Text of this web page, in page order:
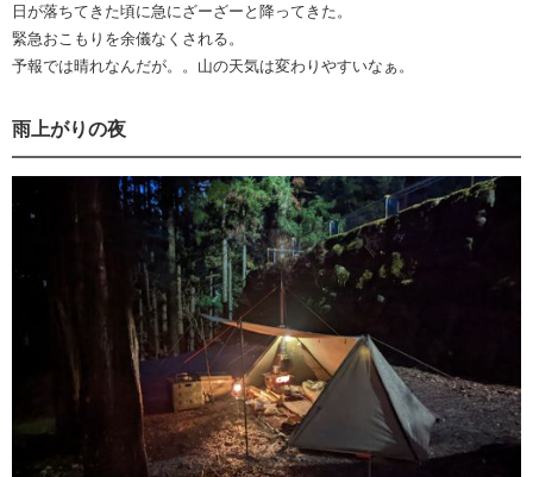
日が落ちてきた頃に急にざーざーと降ってきた。
緊急おこもりを余儀なくされる。
予報では晴れなんだが。。山の天気は変わりやすいなぁ。
雨上がりの夜